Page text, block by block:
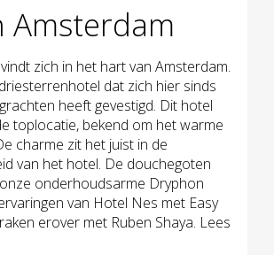
Amsterdam
zich in het hart van Amsterdam.
dat zich hier sinds
heeft gevestigd. Dit hotel
toplocatie, bekend om het warme
charme zit het juist in de
van het hotel. De douchegoten
onderhoudsarme Dryphon
van Hotel Nes met Easy
erover met Ruben Shaya. Lees